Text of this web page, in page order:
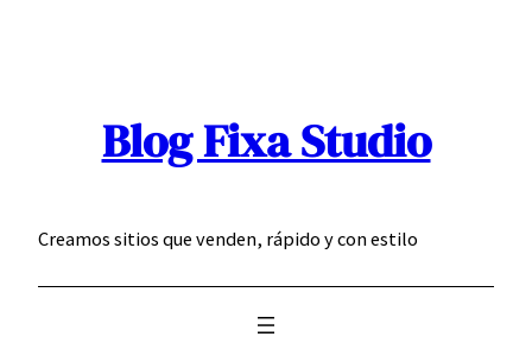
Blog Fixa Studio
Creamos sitios que venden, rápido y con estilo